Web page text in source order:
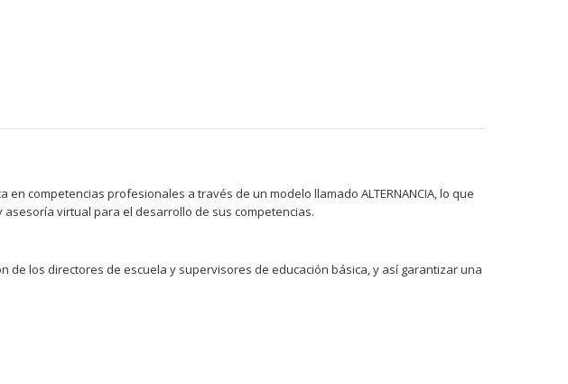
competencias profesionales a través de un modelo llamado ALTERNANCIA, lo que
virtual para el desarrollo de sus competencias.
los directores de escuela y supervisores de educación básica, y así garantizar una